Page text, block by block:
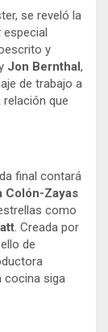
se reveló la
especial
y
Jon Bernthal ,
de trabajo a
relación que
final contará
Colón-Zayas
como
. Creada por
de
cocina siga